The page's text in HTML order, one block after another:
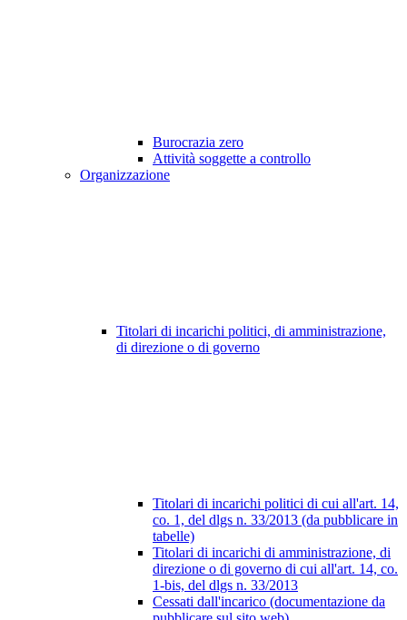
Burocrazia zero
Attività soggette a controllo
Organizzazione
Titolari di incarichi politici, di amministrazione,
di direzione o di governo
Titolari di incarichi politici di cui all'art. 14,
co. 1, del dlgs n. 33/2013 (da pubblicare in
tabelle)
Titolari di incarichi di amministrazione, di
direzione o di governo di cui all'art. 14, co.
1-bis, del dlgs n. 33/2013
Cessati dall'incarico (documentazione da